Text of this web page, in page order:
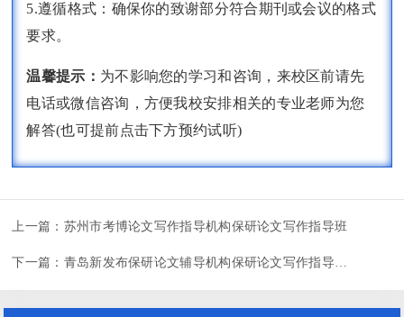
5.遵循格式：确保你的致谢部分符合期刊或会议的格式
要求。
温馨提示： 为不影响您的学习和咨询，来校区前请先
电话或微信咨询，方便我校安排相关的专业老师为您
解答(也可提前点击下方预约试听)
上一篇： 苏州市考博论文写作指导机构保研论文写作指导班
下一篇： 青岛新发布保研论文辅导机构保研论文写作指导机构